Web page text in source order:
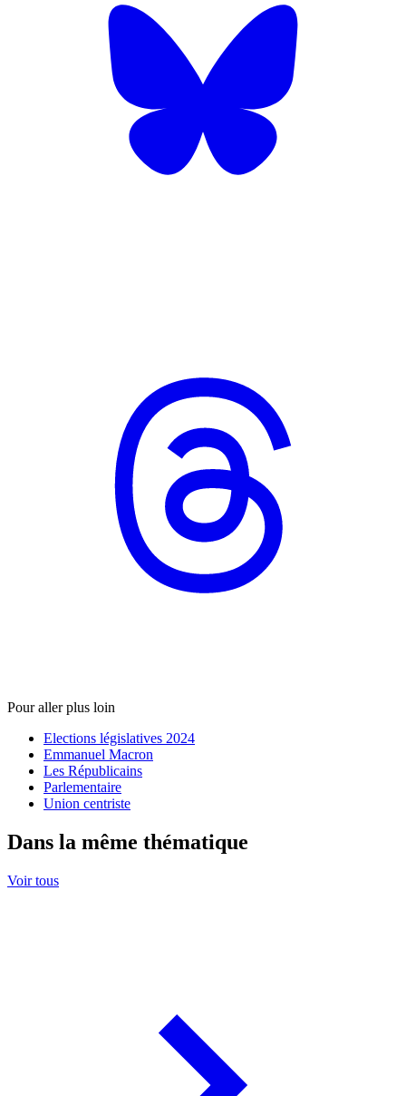
Pour aller plus loin
Elections législatives 2024
Emmanuel Macron
Les Républicains
Parlementaire
Union centriste
Dans la même thématique
Voir tous